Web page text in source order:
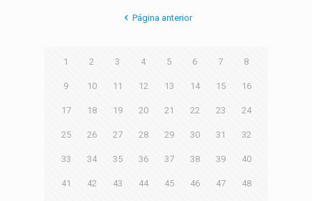
Página anterior
1 2 3 4 5 6 7 8
9 10 11 12 13 14 15 16
17 18 19 20 21 22 23 24
25 26 27 28 29 30 31 32
33 34 35 36 37 38 39 40
41 42 43 44 45 46 47 48